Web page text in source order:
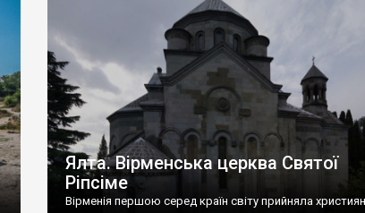
називаються «повстяками» (postaki)…” “Вино. Крим
виробляє відмінне вино і його вдосталь: воно все
легке біле і дуже […]
Ялта. Вірменська церква Святої
Ріпсіме
Вірменія першою серед країн світу прийняла